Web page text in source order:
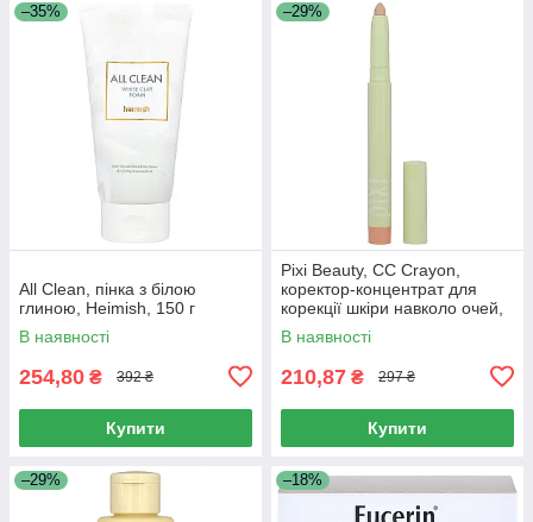
–35%
All Clean, пінка з білою
глиною, Heimish, 150 г
В наявності
254,80 ₴ 392 ₴
Купити
–29%
Pixi Beauty, CC Crayon,
коректор-концентрат для
корекції шкіри навколо очей,
1,2 г (0,04 унції)
В наявності
210,87 ₴ 297 ₴
Купити
–29% –18%